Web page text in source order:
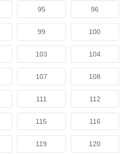
95 96
99 100
103 104
107 108
111 112
115 116
119 120